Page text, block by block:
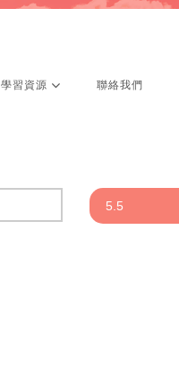
學習資源 聯絡我們